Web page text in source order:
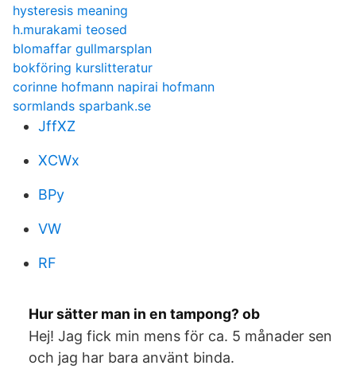
hysteresis meaning
h.murakami teosed
blomaffar gullmarsplan
bokföring kurslitteratur
corinne hofmann napirai hofmann
sormlands sparbank.se
JffXZ
XCWx
BPy
VW
RF
Hur sätter man in en tampong? ob
Hej! Jag fick min mens för ca. 5 månader sen
och jag har bara använt binda.